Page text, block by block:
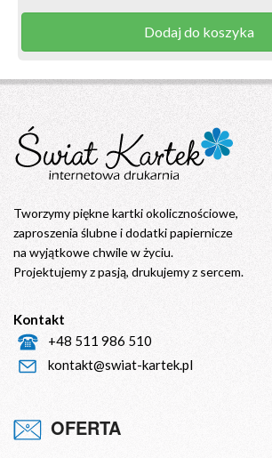
Dodaj do koszyka
Tworzymy piękne kartki okolicznościowe,
zaproszenia ślubne i dodatki papiernicze
na wyjątkowe chwile w życiu.
Projektujemy z pasją, drukujemy z sercem.
Kontakt
+48 511 986 510
kontakt@swiat-kartek.pl
OFERTA